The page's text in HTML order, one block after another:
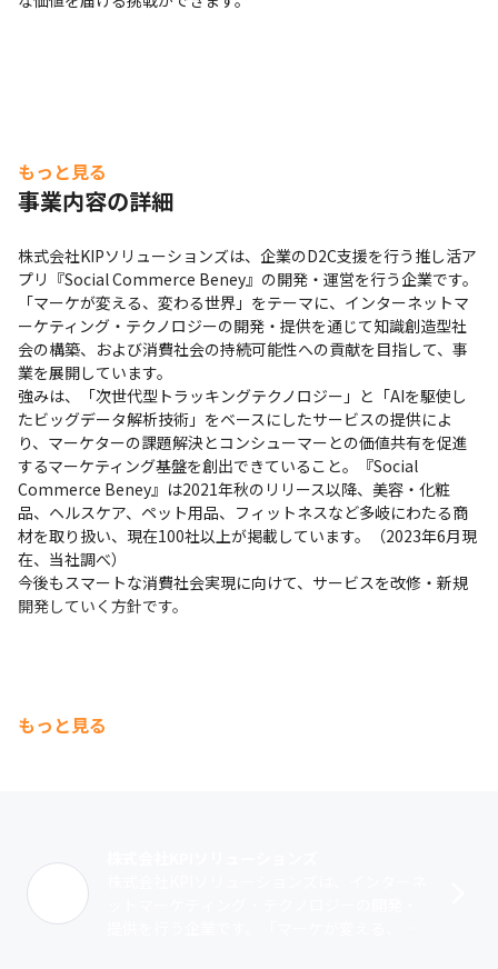
もっと見る
事業内容の詳細
株式会社KIPソリューションズは、企業のD2C支援を行う推し活ア
プリ『Social Commerce Beney』の開発・運営を行う企業です。
「マーケが変える、変わる世界」をテーマに、インターネットマ
ーケティング・テクノロジーの開発・提供を通じて知識創造型社
会の構築、および消費社会の持続可能性への貢献を目指して、事
業を展開しています。
強みは、「次世代型トラッキングテクノロジー」と「AIを駆使し
たビッグデータ解析技術」をベースにしたサービスの提供によ
り、マーケターの課題解決とコンシューマーとの価値共有を促進
するマーケティング基盤を創出できていること。『Social
Commerce Beney』は2021年秋のリリース以降、美容・化粧
品、ヘルスケア、ペット用品、フィットネスなど多岐にわたる商
材を取り扱い、現在100社以上が掲載しています。（2023年6月現
在、当社調べ）
今後もスマートな消費社会実現に向けて、サービスを改修・新規
開発していく方針です。
もっと見る